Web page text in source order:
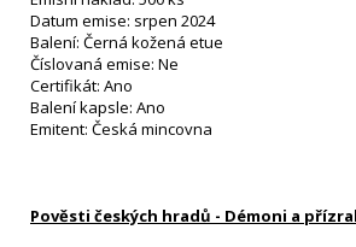
Datum emise: srpen 2024
Balení: Černá kožená etue
Číslovaná emise: Ne
Certifikát: Ano
Balení kapsle: Ano
Emitent: Česká mincovna
Pověsti českých hradů - Démoni a